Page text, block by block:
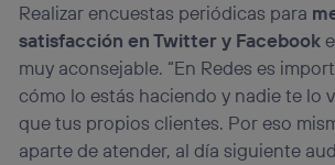
Realizar encuestas periódicas para
satisfacción en Twitter y Facebook
muy aconsejable. “En Redes es
cómo lo estás haciendo y nadie te lo
que tus propios clientes. Por eso
aparte de atender, al día siguiente